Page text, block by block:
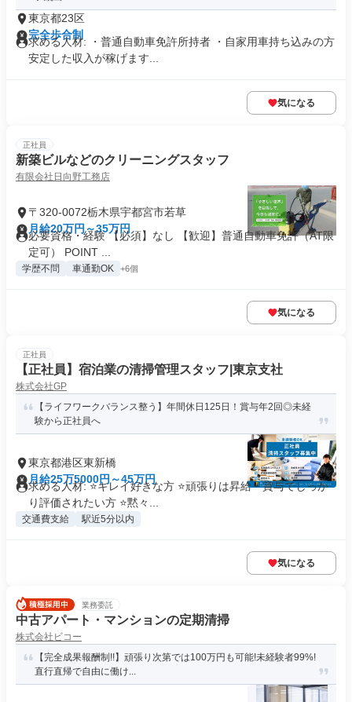
東京都23区
完全歩合制
求める人材: ・普通自動車免許所持者 ・自家用車持ち込みの方
安定した収入が稼げます...
気になる
正社員
新築ビルなどのクリーニングスタッフ
有限会社日向野工務店
〒320-0072栃木県宇都宮市若草
月給20万円～35万円
必要資格・経験 【必須】なし 【歓迎】普通自動車免許（AT限
定可） POINT ...
学歴不問 車通勤OK +6個
気になる
正社員
【正社員】宿泊業の清掃管理スタッフ|東京支社
株式会社GP
【ライフワークバランス整う】年間休日125日！賞与年2回◎未経
験から正社員へ
東京都港区東新橋
月給25万5000円～45万円
求める人材: ⭐キレイ好きな方 ⭐頑張りは昇給・賞与でしっか
り評価されたい方 ⭐黙々...
交通費支給 駅近5分以内
気になる
業務委託
中古アパート・マンションの定期清掃
株式会社ビコー
【完全成果報酬制!!】頑張り次第では100万円も可能!未経験者99%!
直行直帰で自由に働け...